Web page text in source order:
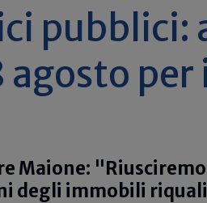
pubblici:
per
Maione:
degli immobili